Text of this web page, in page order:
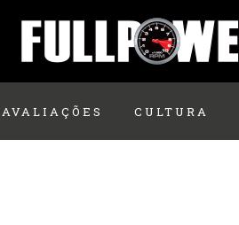
AVALIAÇÕES CULTURA